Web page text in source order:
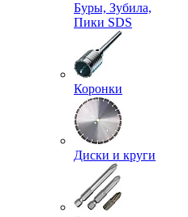
Буры, Зубила,
Пики SDS
Коронки
Диски и круги